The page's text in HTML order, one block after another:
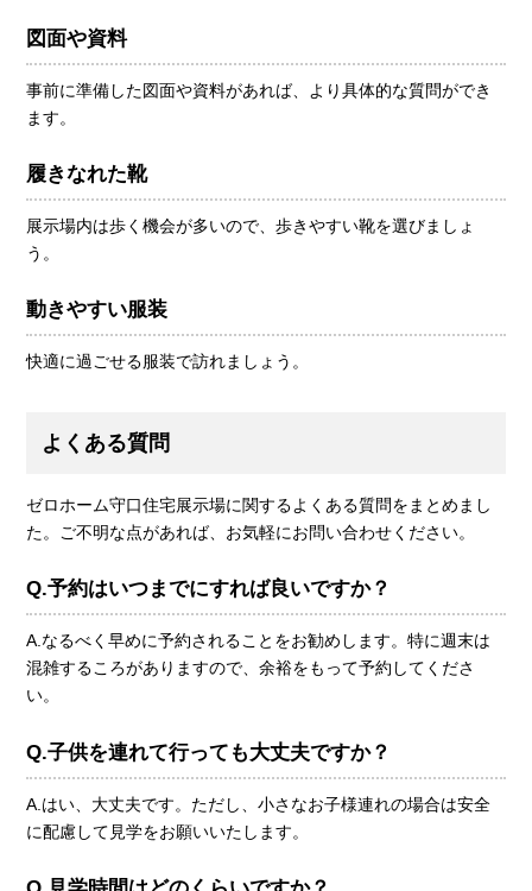
図面や資料
事前に準備した図面や資料があれば、より具体的な質問ができ
ます。
履きなれた靴
展示場内は歩く機会が多いので、歩きやすい靴を選びましょ
う。
動きやすい服装
快適に過ごせる服装で訪れましょう。
よくある質問
ゼロホーム守口住宅展示場に関するよくある質問をまとめまし
た。ご不明な点があれば、お気軽にお問い合わせください。
Q.予約はいつまでにすれば良いですか？
A.なるべく早めに予約されることをお勧めします。特に週末は
混雑するころがありますので、余裕をもって予約してくださ
い。
Q.子供を連れて行っても大丈夫ですか？
A.はい、大丈夫です。ただし、小さなお子様連れの場合は安全
に配慮して見学をお願いいたします。